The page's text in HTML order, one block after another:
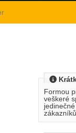
Formou
veškeré